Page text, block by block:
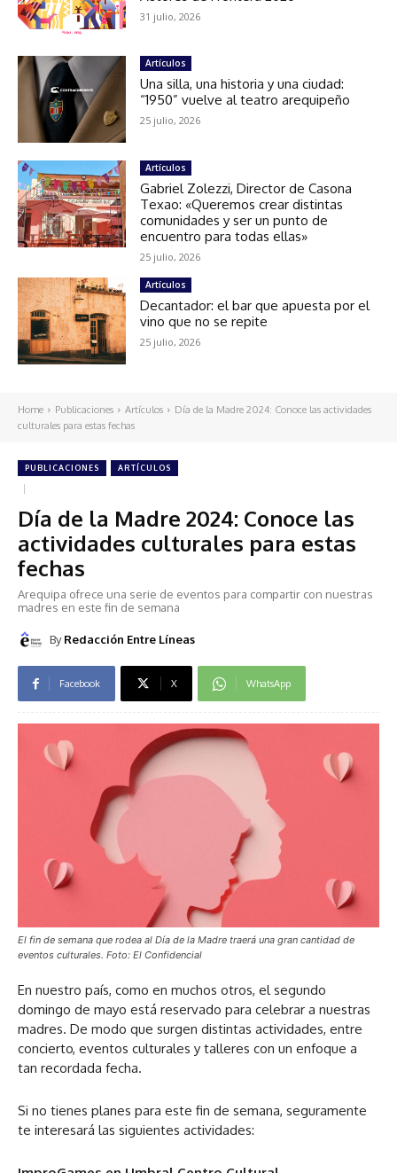
31 julio, 2026
Artículos
Una silla, una historia y una ciudad:
“1950” vuelve al teatro arequipeño
25 julio, 2026
Artículos
Gabriel Zolezzi, Director de Casona
Texao: «Queremos crear distintas
comunidades y ser un punto de
encuentro para todas ellas»
25 julio, 2026
Artículos
Decantador: el bar que apuesta por el
vino que no se repite
25 julio, 2026